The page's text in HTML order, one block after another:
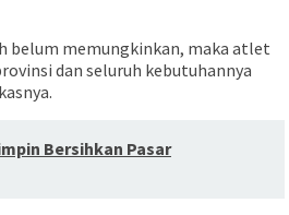
belum memungkinkan, maka atlet
dan seluruh kebutuhannya
Bersihkan Pasar